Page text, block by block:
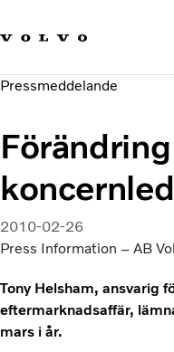
Hållbara
Investerare
Nyheter och
Pressmeddelande
2010-02-26
Press Information – AB
Tony Helsham, ansvarig
eftermarknadsaffär,
mars i år.